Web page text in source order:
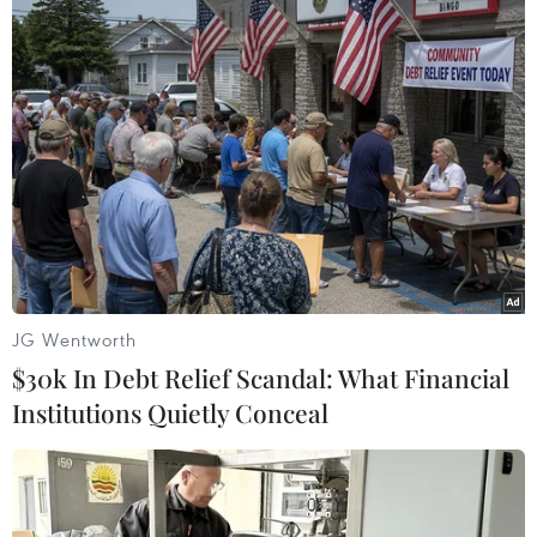
Người dân New Zealand sợ hãi khi
thấy nhà cửa rung lắc
13/11/2016 14:36
Trận động đất mạnh 7,8 độ Richter làm rung chuyển
miền Trung New Zealand ngày 13/11 đã tàn phá nhiều
nhà và gây ra sóng thần ở bờ biển phía Đông Bắc của
đảo Nam nước này.
JG Wentworth
$30k In Debt Relief Scandal: What Financial
Institutions Quietly Conceal